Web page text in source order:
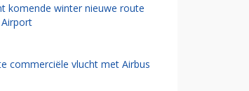
komende winter nieuwe route
commerciële vlucht met Airbus